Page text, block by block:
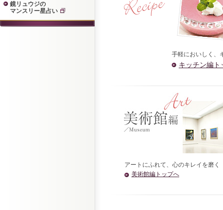
手軽においしく、
キッチン編ト
アートにふれて、心のキレイを磨く
美術館編トップへ
鏡リュウジの
マンスリー星占い